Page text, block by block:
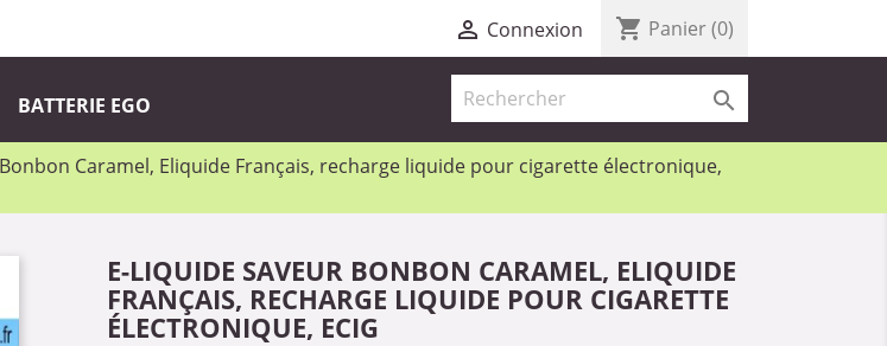
 Connexion shopping_cart Panier(0)
BATTERIE EGO 
Caramel, Eliquide Français, recharge liquide pour cigarette électronique,
E-LIQUIDE SAVEUR BONBON CARAMEL, ELIQUIDE
FRANÇAIS, RECHARGE LIQUIDE POUR CIGARETTE
ÉLECTRONIQUE, ECIG